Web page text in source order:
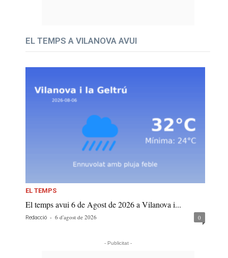
EL TEMPS A VILANOVA AVUI
EL TEMPS
El temps avui 6 de Agost de 2026 a Vilanova i...
Redacció - 6 d'agost de 2026 0
- Publicitat -